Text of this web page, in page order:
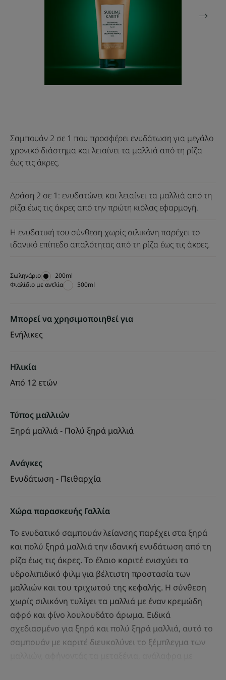
Σαμπουάν 2 σε 1 που προσφέρει ενυδάτωση για μεγάλο
χρονικό διάστημα και λειαίνει τα μαλλιά από τη ρίζα
έως τις άκρες.
Δράση 2 σε 1: ενυδατώνει και λειαίνει τα μαλλιά από τη
ρίζα έως τις άκρες από την πρώτη κιόλας εφαρμογή.
Η ενυδατική του σύνθεση χωρίς σιλικόνη παρέχει το
ιδανικό επίπεδο απαλότητας από τη ρίζα έως τις άκρες.
Σωληνάριο Σωληνάριο
200ml
Φιαλίδιο με αντλία
Φιαλίδιο
500ml
Μπορεί να χρησιμοποιηθεί για
Ενήλικες
Ηλικία
Από 12 ετών
Τύπος μαλλιών
Ξηρά μαλλιά - Πολύ ξηρά μαλλιά
Ανάγκες
Ενυδάτωση - Πειθαρχία
Χώρα παρασκευής Γαλλία
Το ενυδατικό σαμπουάν λείανσης παρέχει στα ξηρά
και πολύ ξηρά μαλλιά την ιδανική ενυδάτωση από τη
ρίζα έως τις άκρες. Το έλαιο καριτέ ενισχύει το
υδρολιπιδικό φιλμ για βέλτιστη προστασία των
μαλλιών και του τριχωτού της κεφαλής. Η σύνθεση
χωρίς σιλικόνη τυλίγει τα μαλλιά με έναν κρεμώδη
αφρό και φίνο λουλουδάτο άρωμα. Ειδικά
σχεδιασμένο για ξηρά και πολύ ξηρά μαλλιά, αυτό το
σαμπουάν με καριτέ διευκολύνει το ξέμπλεγμα των